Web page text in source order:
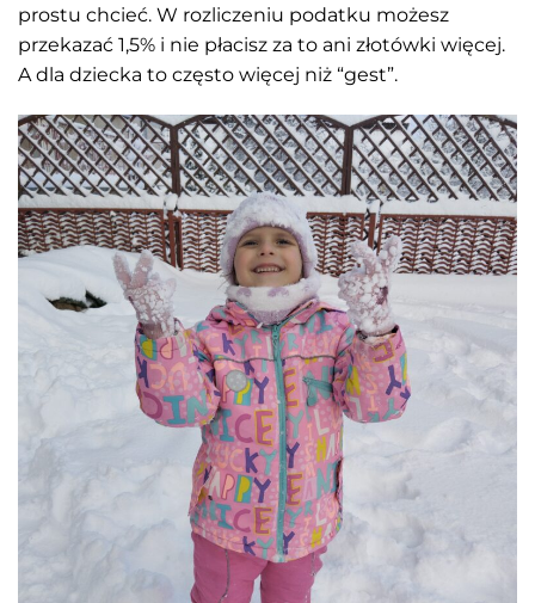
prostu chcieć. W rozliczeniu podatku możesz
przekazać 1,5% i nie płacisz za to ani złotówki więcej.
A dla dziecka to często więcej niż “gest”.